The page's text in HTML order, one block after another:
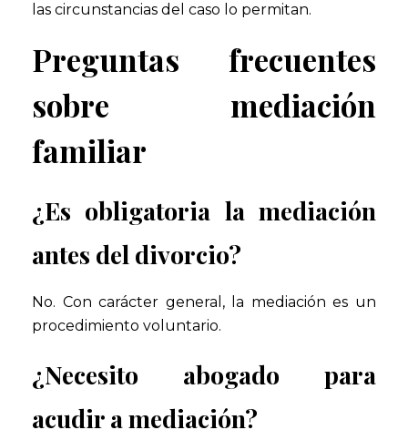
las circunstancias del caso lo permitan.
Preguntas frecuentes
sobre mediación
familiar
¿Es obligatoria la mediación
antes del divorcio?
No. Con carácter general, la mediación es un
procedimiento voluntario.
¿Necesito abogado para
acudir a mediación?